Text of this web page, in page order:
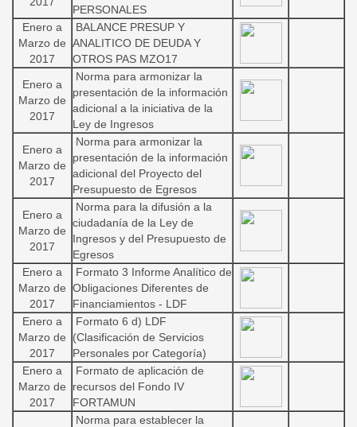
PERSONALES
Enero a
Marzo de
2017
BALANCE PRESUP Y
ANALITICO DE DEUDA Y
OTROS PAS MZO17
Enero a
Marzo de
2017
Norma para armonizar la
presentación de la información
adicional a la iniciativa de la
Ley de Ingresos
Enero a
Marzo de
2017
Norma para armonizar la
presentación de la información
adicional del Proyecto del
Presupuesto de Egresos
Enero a
Marzo de
2017
Norma para la difusión a la
ciudadanía de la Ley de
Ingresos y del Presupuesto de
Egresos
Enero a
Marzo de
2017
Formato 3 Informe Analítico de
Obligaciones Diferentes de
Financiamientos - LDF
Enero a
Marzo de
2017
Formato 6 d) LDF
(Clasificación de Servicios
Personales por Categoría)
Enero a
Marzo de
2017
Formato de aplicación de
recursos del Fondo IV
FORTAMUN
Norma para establecer la